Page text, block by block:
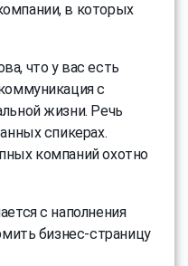
в которых
что у вас есть
с
жизни. Речь
спикерах.
компаний охотно
с наполнения
бизнес-страницу